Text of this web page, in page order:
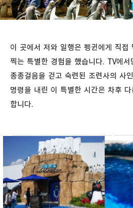
이 곳에서 저와 일행은 펭귄에게 직접
찍는 특별한 경험을 했습니다. TV에
종종걸음을 걷고 숙련된 조련사의 사
명령을 내린 이 특별한 시간은 차후
합니다.